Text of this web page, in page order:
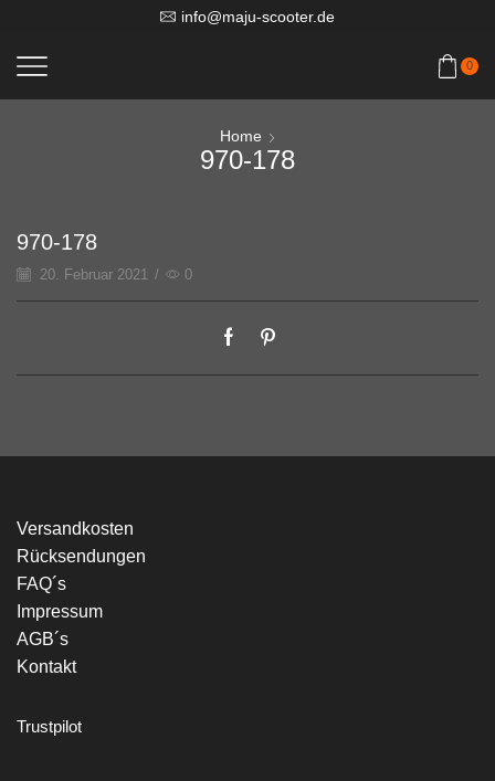
info@maju-scooter.de
0
Home
970-178
970-178
20. Februar 2021 / 0
Versandkosten
Rücksendungen
FAQ´s
Impressum
AGB´s
Kontakt
Trustpilot